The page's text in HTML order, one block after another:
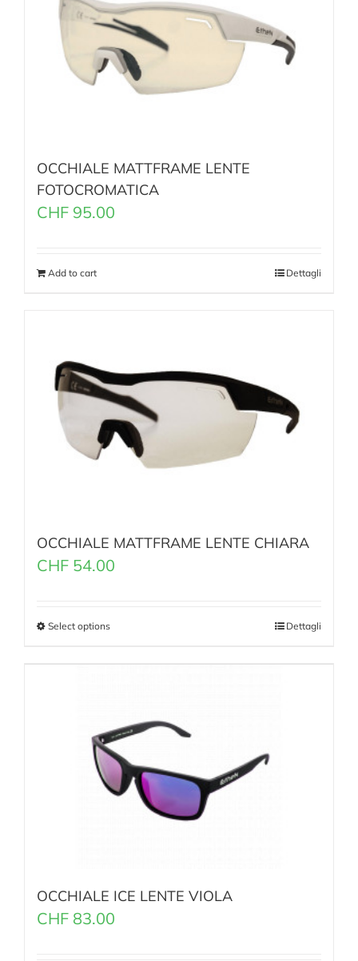
OCCHIALE MATTFRAME LENTE
FOTOCROMATICA
CHF 95.00
Add to cart Dettagli
OCCHIALE MATTFRAME LENTE CHIARA
CHF 54.00
Select options Dettagli
OCCHIALE ICE LENTE VIOLA
CHF 83.00